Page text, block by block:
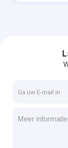
Droger van
Microgolf
De Droger